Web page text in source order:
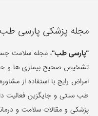
مجله پزشکی پارسی طب
"پارسی طب"، مجله سلامت
تشخیص صحیح بیماری ها و
امراض رایج با استفاده از
طب سنتی و جایگزین فعالیت
پزشکی و مقالات سلامت و